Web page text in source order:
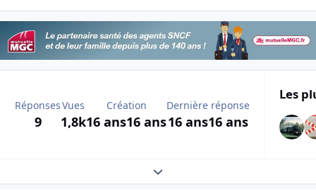
Réponses
9
Vues
1,8k
Création
16 ans16 ans
Dernière réponse
16 ans16 ans
Les
Expand topic overview